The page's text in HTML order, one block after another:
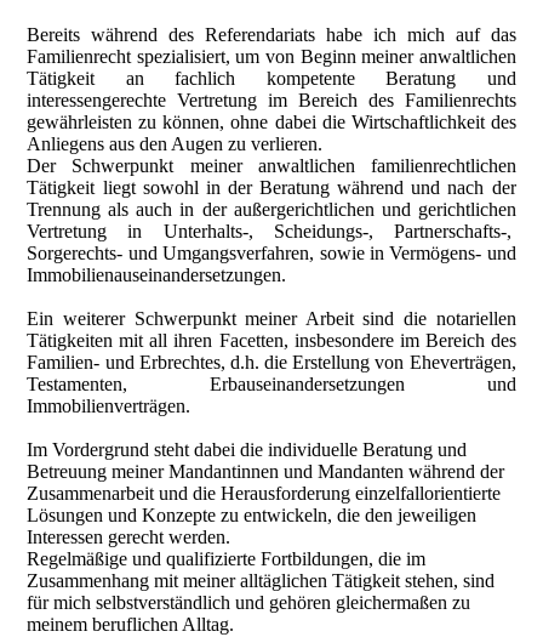
Bereits während des Referendariats habe ich mich auf das
Familienrecht spezialisiert, um von Beginn meiner anwaltlichen
Tätigkeit an fachlich kompetente Beratung und
interessengerechte Vertretung im Bereich des Familienrechts
gewährleisten zu können, ohne dabei die Wirtschaftlichkeit des
Anliegens aus den Augen zu verlieren.
Der Schwerpunkt meiner anwaltlichen familienrechtlichen
Tätigkeit liegt sowohl in der Beratung während und nach der
Trennung als auch in der außergerichtlichen und gerichtlichen
Vertretung in Unterhalts-, Scheidungs-, Partnerschafts-,
Sorgerechts- und Umgangsverfahren, sowie in Vermögens- und
Immobilienauseinandersetzungen.
Ein weiterer Schwerpunkt meiner Arbeit sind die notariellen
Tätigkeiten mit all ihren Facetten, insbeson­dere im Bereich des
Familien- und Erbrechtes, d.h. die Erstellung von Eheverträgen,
Testamenten, Erbauseinander­setzungen und
Immobilienverträgen.
Im Vordergrund steht dabei die individuelle Beratung und
Betreuung meiner Mandantinnen und Mandanten während der
Zusammenarbeit und die Herausforderung einzelfallorientierte
Lösungen und Konzepte zu entwickeln, die den jeweiligen
Interessen gerecht werden.
Regelmäßige und qualifizierte Fortbildungen, die im
Zusammenhang mit meiner alltäglichen Tätigkeit stehen, sind
für mich selbstverständlich und gehören gleichermaßen zu
meinem beruflichen Alltag.